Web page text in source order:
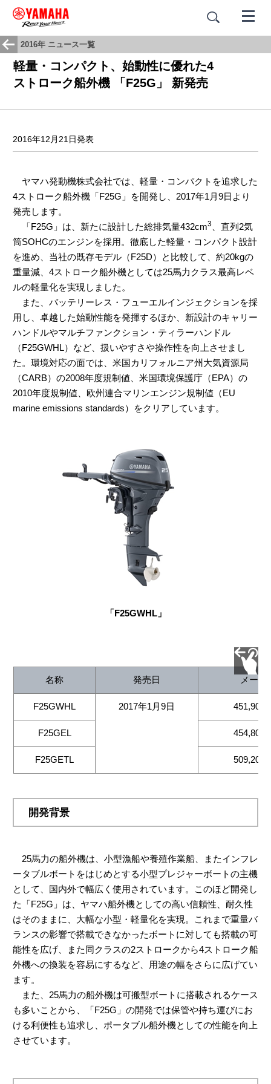
2016年 ニュース一覧
軽量・コンパクト、始動性に優れた4
ストローク船外機 「F25G」 新発売
2016年12月21日発表
ヤマハ発動機株式会社では、軽量・コンパクトを追求した
4ストローク船外機「F25G」を開発し、2017年1月9日より
発売します。
「F25G」は、新たに設計した総排気量432cm3
、直列2気
筒SOHCのエンジンを採用。徹底した軽量・コンパクト設計
を進め、当社の既存モデル（F25D）と比較して、約20kgの
重量減、4ストローク船外機としては25馬力クラス最高レベ
ルの軽量化を実現しました。
また、バッテリーレス・フューエルインジェクションを採
用し、卓越した始動性能を発揮するほか、新設計のキャリー
ハンドルやマルチファンクション・ティラーハンドル
（F25GWHL）など、扱いやすさや操作性を向上させまし
た。環境対応の面では、米国カリフォルニア州大気資源局
（CARB）の2008年度規制値、米国環境保護庁（EPA）の
2010年度規制値、欧州連合マリンエンジン規制値（EU
marine emissions standards）をクリアしています。
「F25GWHL」
名称 発売日 メー
F25GWHL 2017年1月9日 451,900
F25GEL 454,800
F25GETL 509,200
開発背景
25馬力の船外機は、小型漁船や養殖作業船、またインフレ
ータブルボートをはじめとする小型プレジャーボートの主機
として、国内外で幅広く使用されています。このほど開発し
た「F25G」は、ヤマハ船外機としての高い信頼性、耐久性
はそのままに、大幅な小型・軽量化を実現。これまで重量バ
ランスの影響で搭載できなかったボートに対しても搭載の可
能性を広げ、また同クラスの2ストロークから4ストローク船
外機への換装を容易にするなど、用途の幅をさらに広げてい
ます。
また、25馬力の船外機は可搬型ボートに搭載されるケース
も多いことから、「F25G」の開発では保管や持ち運びにお
ける利便性も追求し、ポータブル船外機としての性能を向上
させています。